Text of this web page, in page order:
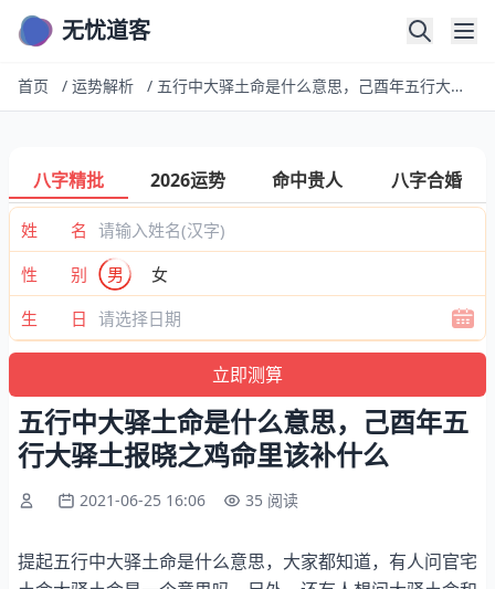
无忧道客
首页 / 运势解析 / 五行中大驿土命是什么意思，己酉年五行大驿土报晓之鸡命里该补什么
八字精批 2026运势 命中贵人 八字合婚
姓 名
性 别
男
女
生 日
五行中大驿土命是什么意思，己酉年五
行大驿土报晓之鸡命里该补什么
2021-06-25 16:06 35 阅读
提起五行中大驿土命是什么意思，大家都知道，有人问官宅